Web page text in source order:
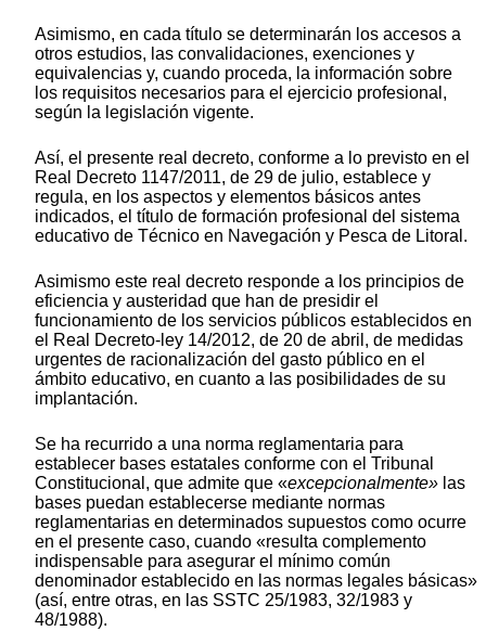
Asimismo, en cada título se determinarán los accesos a
otros estudios, las convalidaciones, exenciones y
equivalencias y, cuando proceda, la información sobre
los requisitos necesarios para el ejercicio profesional,
según la legislación vigente.
Así, el presente real decreto, conforme a lo previsto en el
Real Decreto 1147/2011, de 29 de julio, establece y
regula, en los aspectos y elementos básicos antes
indicados, el título de formación profesional del sistema
educativo de Técnico en Navegación y Pesca de Litoral.
Asimismo este real decreto responde a los principios de
eficiencia y austeridad que han de presidir el
funcionamiento de los servicios públicos establecidos en
el Real Decreto-ley 14/2012, de 20 de abril, de medidas
urgentes de racionalización del gasto público en el
ámbito educativo, en cuanto a las posibilidades de su
implantación.
Se ha recurrido a una norma reglamentaria para
establecer bases estatales conforme con el Tribunal
Constitucional, que admite que «excepcionalmente» las
bases puedan establecerse mediante normas
reglamentarias en determinados supuestos como ocurre
en el presente caso, cuando «resulta complemento
indispensable para asegurar el mínimo común
denominador establecido en las normas legales básicas»
(así, entre otras, en las SSTC 25/1983, 32/1983 y
48/1988).